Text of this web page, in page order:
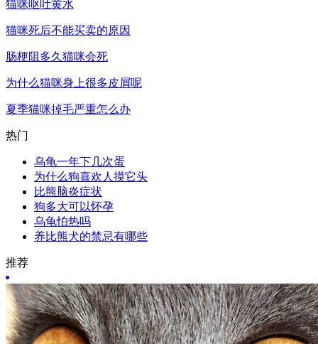
猫咪呕吐黄水
猫咪死后不能买卖的原因
肠梗阻多久猫咪会死
为什么猫咪身上很多皮屑呢
夏季猫咪掉毛严重怎么办
热门
乌龟一年下几次蛋
为什么狗喜欢人摸它头
比熊脑炎症状
狗多大可以怀孕
乌龟怕热吗
养比熊犬的禁忌有哪些
推荐